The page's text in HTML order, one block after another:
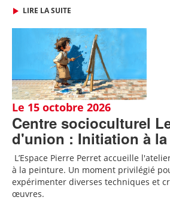
LIRE LA SUITE
Le 15 octobre 2026
Centre socioculturel
d'union : Initiation à
L’Espace Pierre Perret accueille l'
à la peinture. Un moment privilégié
expérimenter diverses techniques et
œuvres.